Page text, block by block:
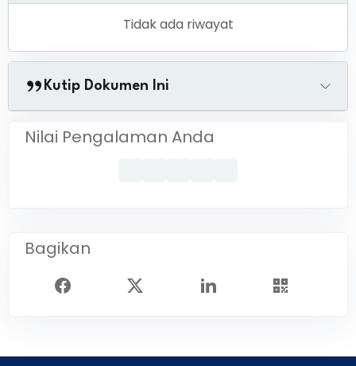
Tidak ada riwayat
Kutip Dokumen Ini
Nilai Pengalaman Anda
Bagikan